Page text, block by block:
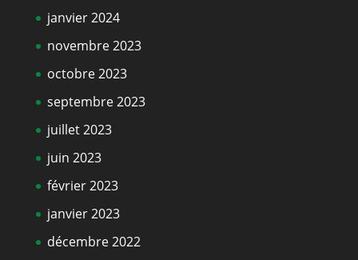
janvier 2024
novembre 2023
octobre 2023
septembre 2023
juillet 2023
juin 2023
février 2023
janvier 2023
décembre 2022